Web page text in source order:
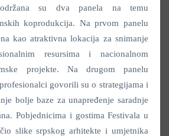
su dva panela na temu
koprodukcija. Na prvom panelu
kao atraktivna lokacija za snimanje
resursima i nacionalnom
projekte. Na drugom panelu
govorili su o strategijama i
bolje baze za unapređenje saradnje
Pobjednicima i gostima Festivala u
slike srpskog arhitekte i umjetnika